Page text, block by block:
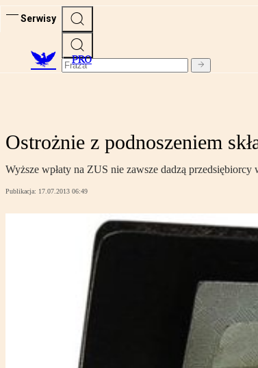
Serwisy
PRO
Ostrożnie z podnoszeniem
Wyższe wpłaty na ZUS nie zawsze dadzą
Publikacja: 17.07.2013 06:49